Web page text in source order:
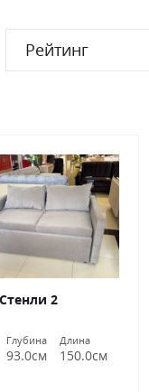
Рейтинг
2
Глубина
93.0см
Длина
150.0см